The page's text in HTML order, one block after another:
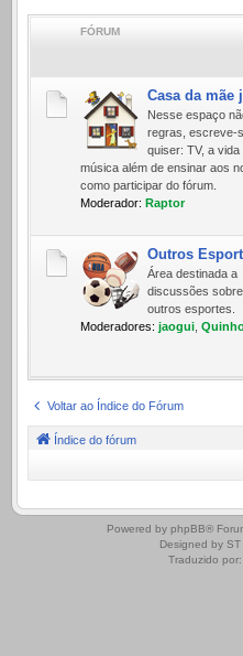
FÓRUM
Casa da mãe
Nesse espaço
regras, escreve-
quiser: TV, a vida
música além de ensinar aos
como participar do fórum.
Moderador: Raptor
Outros
Área destinada a
discussões
outros esportes.
Moderadores: jaogui
Voltar ao Índice do Fórum
Índice do fórum
.
Powered by phpBB®
Designed by ST
Traduzido por: